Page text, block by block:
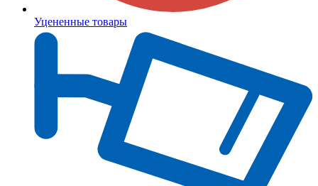
Уцененные товары